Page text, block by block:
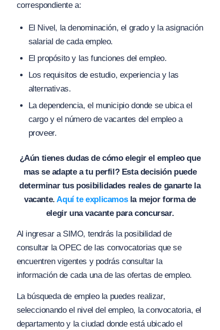
correspondiente a:
El Nivel, la denominación, el grado y la asignación
salarial de cada empleo.
El propósito y las funciones del empleo.
Los requisitos de estudio, experiencia y las
alternativas.
La dependencia, el municipio donde se ubica el
cargo y el número de vacantes del empleo a
proveer.
¿Aún tienes dudas de cómo elegir el empleo que
mas se adapte a tu perfil? Esta decisión puede
determinar tus posibilidades reales de ganarte la
vacante. Aquí te explicamosla mejor forma de
elegir una vacante para concursar.
Al ingresar a SIMO, tendrás la posibilidad de
consultar la OPEC de las convocatorias que se
encuentren vigentes y podrás consultar la
información de cada una de las ofertas de empleo.
La búsqueda de empleo la puedes realizar,
seleccionando el nivel del empleo, la convocatoria, el
departamento y la ciudad donde está ubicado el